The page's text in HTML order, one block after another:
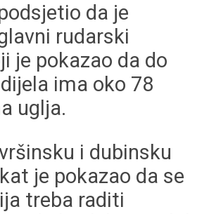
da je
rudarski
je pokazao da do
ima oko 78
uglja.
i dubinsku
je pokazao da se
treba raditi